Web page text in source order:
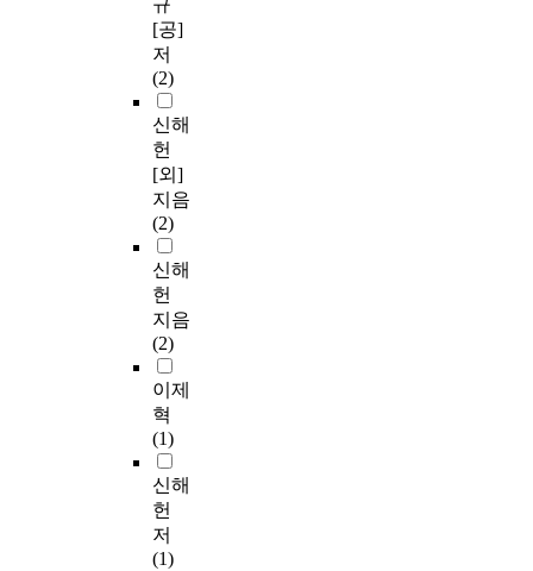
규
[공]
저
(2)
신해
헌
[외]
지음
(2)
신해
헌
지음
(2)
이제
혁
(1)
신해
헌
저
(1)